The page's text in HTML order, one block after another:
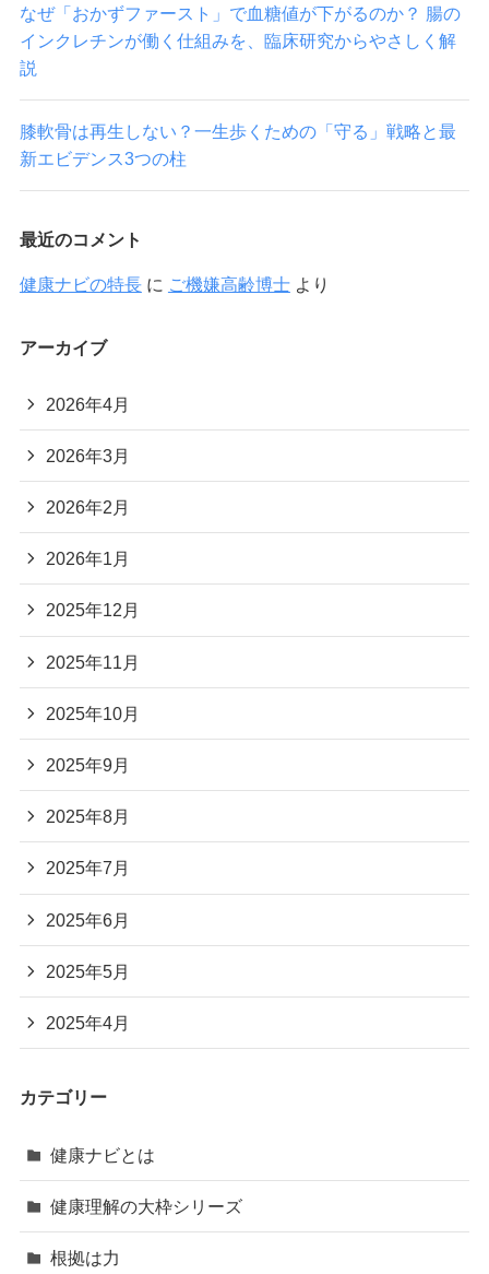
なぜ「おかずファースト」で血糖値が下がるのか？ 腸の
インクレチンが働く仕組みを、臨床研究からやさしく解
説
膝軟骨は再生しない？一生歩くための「守る」戦略と最
新エビデンス3つの柱
最近のコメント
健康ナビの特長に ご機嫌高齢博士より
アーカイブ
2026年4月
2026年3月
2026年2月
2026年1月
2025年12月
2025年11月
2025年10月
2025年9月
2025年8月
2025年7月
2025年6月
2025年5月
2025年4月
カテゴリー
健康ナビとは
健康理解の大枠シリーズ
根拠は力